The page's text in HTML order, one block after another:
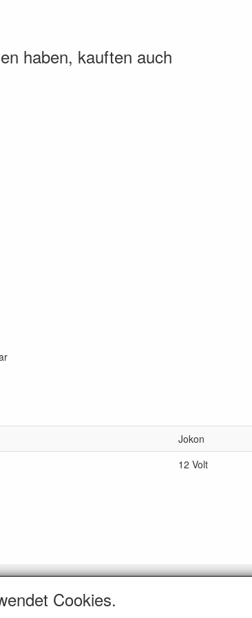
haben, kauften auch
Jokon
12 Volt
Cookies.